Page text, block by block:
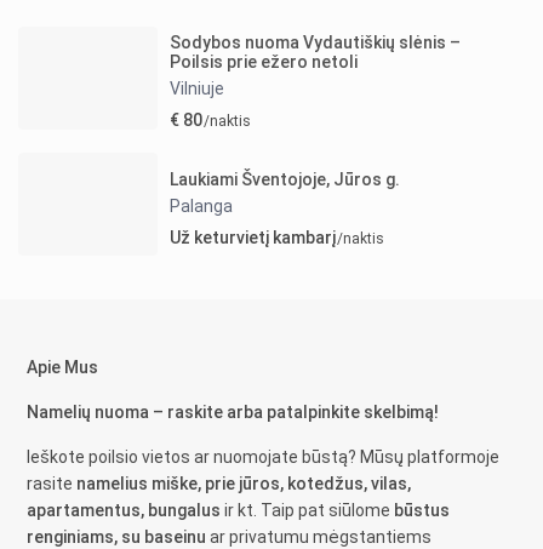
Sodybos nuoma Vydautiškių slėnis –
Poilsis prie ežero netoli
Vilniuje
€ 80/naktis
Laukiami Šventojoje, Jūros g.
Palanga
Už keturvietį kambarį/naktis
Apie Mus
Namelių nuoma – raskite arba patalpinkite skelbimą!
Ieškote poilsio vietos ar nuomojate būstą? Mūsų platformoje
rasite namelius miške, prie jūros, kotedžus, vilas,
apartamentus, bungalus ir kt. Taip pat siūlome būstus
renginiams, su baseinu ar privatumu mėgstantiems